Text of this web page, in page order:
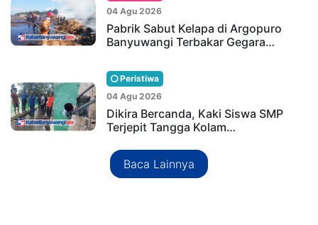
04 Agu 2026
Pabrik Sabut Kelapa di Argopuro
Banyuwangi Terbakar Gegara…
Peristiwa
04 Agu 2026
Dikira Bercanda, Kaki Siswa SMP
Terjepit Tangga Kolam…
Baca Lainnya